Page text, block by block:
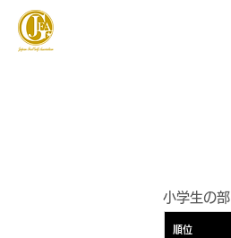
小学生の部
順位